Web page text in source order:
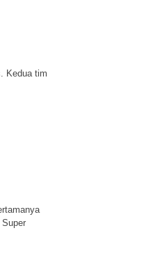
Kedua tim